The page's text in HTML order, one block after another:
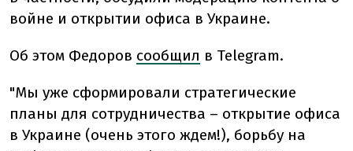
войне и открытии офиса в Украине.
Об этом Федоров сообщил в Telegram.
"Мы уже сформировали стратегические
планы для сотрудничества – открытие офиса
в Украине (очень этого ждем!), борьбу на